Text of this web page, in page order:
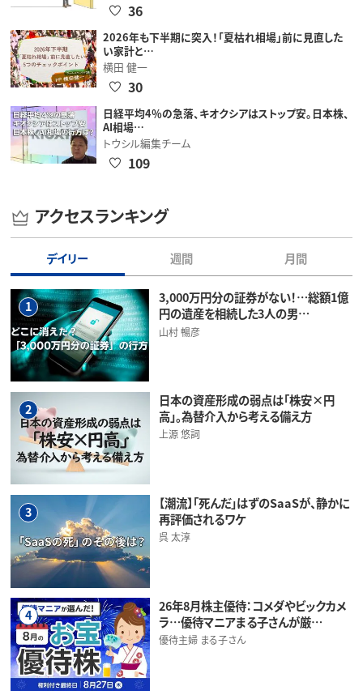
36
2026年も下半期に突入！「夏枯れ相場」前に見直した
い家計と…
横田 健一
30
日経平均4％の急落、キオクシアはストップ安。日本株、
AI相場…
トウシル編集チーム
109
アクセスランキング
デイリー 週間 月間
1
3,000万円分の証券がない！…総額1億
円の遺産を相続した3人の男…
山村 暢彦
2
日本の資産形成の弱点は「株安×円
高」。為替介入から考える備え方
上源 悠詞
3
【潮流】「死んだ」はずのSaaSが、静かに
再評価されるワケ
呉 太淳
4
26年8月株主優待：コメダやビックカメ
ラ…優待マニアまる子さんが厳…
優待主婦 まる子さん